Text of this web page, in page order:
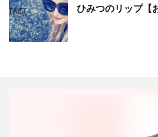
ひみつのリップ【